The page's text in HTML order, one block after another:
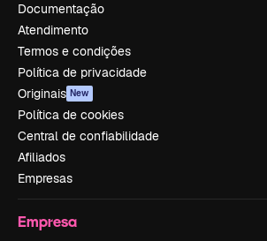
Documentação
Atendimento
Termos e condições
Política de privacidade
Originais New
Política de cookies
Central de confiabilidade
Afiliados
Empresas
Empresa